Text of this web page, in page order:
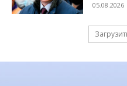
05.08.2026